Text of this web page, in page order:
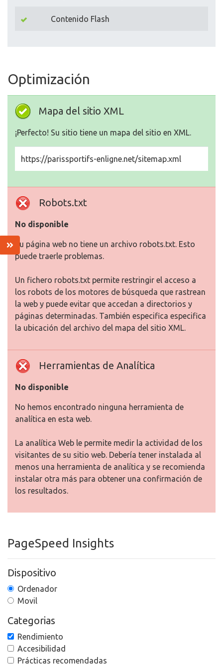
Contenido Flash
Optimización
Mapa del sitio XML
¡Perfecto! Su sitio tiene un mapa del sitio en XML.
https://parissportifs-enligne.net/sitemap.xml
Robots.txt
No disponible
Su página web no tiene un archivo robots.txt. Esto
puede traerle problemas.
Un fichero robots.txt permite restringir el acceso a
los robots de los motores de búsqueda que rastrean
la web y puede evitar que accedan a directorios y
páginas determinadas. También especifica especifica
la ubicación del archivo del mapa del sitio XML.
Herramientas de Analítica
No disponible
No hemos encontrado ninguna herramienta de
analítica en esta web.
La analítica Web le permite medir la actividad de los
visitantes de su sitio web. Debería tener instalada al
menos una herramienta de analítica y se recomienda
instalar otra más para obtener una confirmación de
los resultados.
PageSpeed Insights
Dispositivo
Ordenador
Movil
Categorias
Rendimiento
Accesibilidad
Prácticas recomendadas